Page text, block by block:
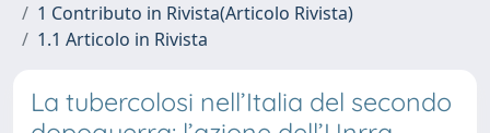
1 Contributo in Rivista(Articolo Rivista)
1.1 Articolo in Rivista
La tubercolosi nell’Italia del secondo